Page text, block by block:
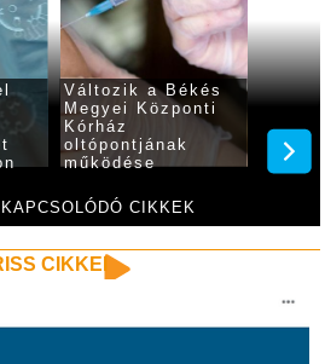
KAPCSOLÓDÓ CIKKEK
Változik a Békés
Megyei Központi
Kórház
oltópontjának
működése
6,421
az új
héten
CIKKEI